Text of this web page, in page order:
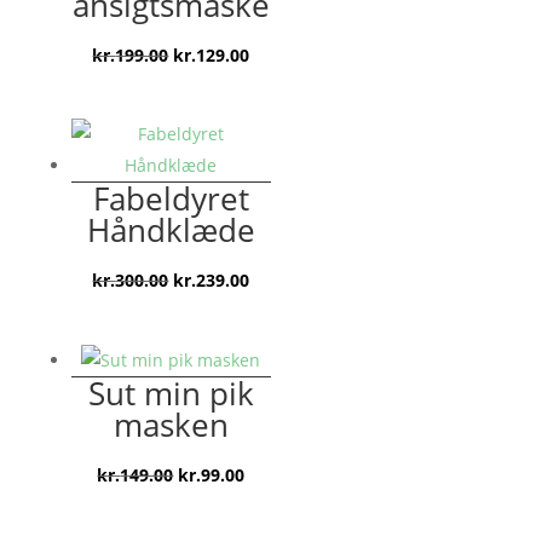
kr.199.00 Den
var:
kr.199.00.
kr.129.00Den
kr.129.00.
Fabeldyret
Håndklæde
kr.300.00 Den
var:
kr.300.00.
kr.239.00Den
er:
kr.239.00.
Sut min pik
masken
kr.149.00 Den
kr.99.00Den